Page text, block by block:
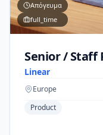
Απόγευμα
full_time
Senior / Staff
Linear
Europe
Product